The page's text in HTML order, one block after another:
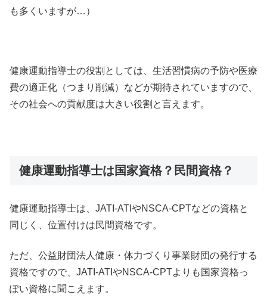
も多くいますが…）
健康運動指導士の役割としては、生活習慣病の予防や医療
費の適正化（つまり削減）などが期待されていますので、
その社会への貢献度は大きい役割と言えます。
健康運動指導士は国家資格？民間資格？
健康運動指導士は、JATI-ATIやNSCA-CPTなどの資格と
同じく、位置付けは民間資格です。
ただ、公益財団法人健康・体力づくり事業財団の発行する
資格ですので、JATI-ATIやNSCA-CPTよりも国家資格っ
ぽい資格に聞こえます。